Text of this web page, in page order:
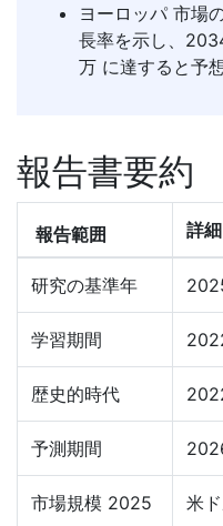
ヨーロッパ 市場
長率を示し、
万 に達すると予
報告書要約
報告範囲 詳細
研究の基準年
学習期間
歴史的時代
予測期間
市場規模 2025 米